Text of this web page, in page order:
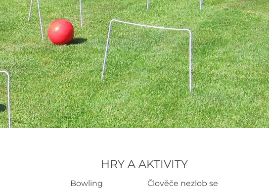
HRY A AKTIVITY
Bowling
Člověče nezlob se